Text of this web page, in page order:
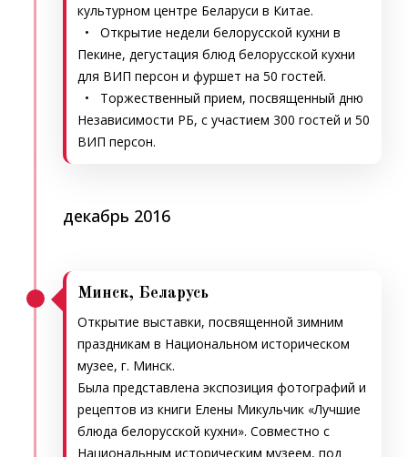
культурном центре Беларуси в Китае.
• Открытие недели белорусской кухни в
Пекине, дегустация блюд белорусской кухни
для ВИП персон и фуршет на 50 гостей.
• Торжественный прием, посвященный дню
Независимости РБ, с участием 300 гостей и 50
ВИП персон.
Минск, Беларусь
Открытие выставки, посвященной зимним
праздникам в Национальном историческом
музее, г. Минск.
Была представлена экспозиция фотографий и
рецептов из книги Елены Микульчик «Лучшие
блюда белорусской кухни». Совместно с
Национальным историческим музеем, под
декабрь 2016